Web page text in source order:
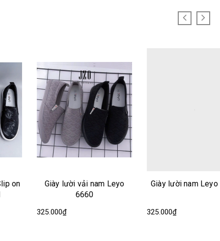
Giày lười vải nam Leyo
325.000₫
Giày lười nam Leyo 6666
325.000₫